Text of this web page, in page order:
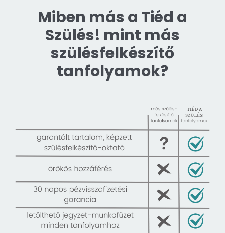
Miben más a Tiéd a
Szülés! mint más
szülésfelkészítő
tanfolyamok?